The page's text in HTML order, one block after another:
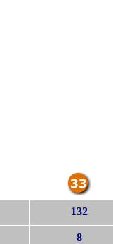
132
8